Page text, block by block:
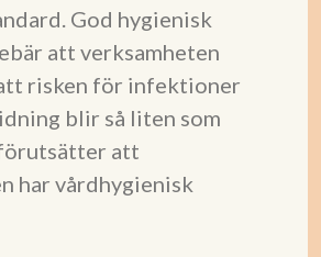
God hygienisk
att verksamheten
risken för infektioner
blir så liten som
att
har vårdhygienisk